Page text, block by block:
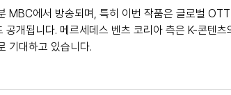
MBC에서 방송되며, 특히 이번 작품은 글로벌
개됩니다. 메르세데스 벤츠 코리아 측은 K-콘텐츠
기대하고 있습니다.